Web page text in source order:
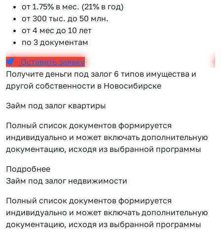
от 1.75% в мес. (21% в год)
от 300 тыс. до 50 млн.
от 4 мес до 10 лет
по 3 документам
Оставить заявку
Получите деньги под залог 6 типов имущества и
другой собственности в Новосибирске
Займ под залог квартиры
Полный список документов формируется
индивидуально и может включать дополнительную
документацию, исходя из выбранной программы
Подробнее
Займ под залог недвижимости
Полный список документов формируется
индивидуально и может включать дополнительную
документацию, исходя из выбранной программы